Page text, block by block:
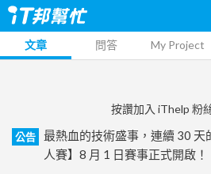
文章 問答 My Project
按讚加入 iThelp 粉
公告
最熱血的技術盛事，連續 30
人賽】8 月 1 日賽事正式開啟！